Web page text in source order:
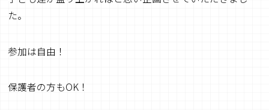
た。
参加は自由！
保護者の方もOK！